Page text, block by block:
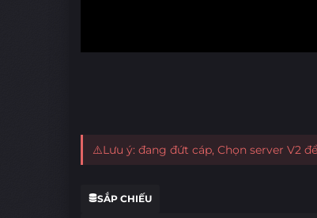
⚠️Lưu ý: đang đứt cáp, Chọn server V2
SẮP CHIẾU